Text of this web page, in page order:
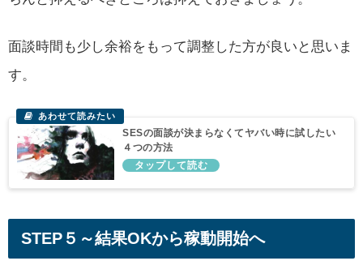
面談時間も少し余裕をもって調整した方が良いと思いま
す。
SESの面談が決まらなくてヤバい時に試したい
４つの方法
STEP５～結果OKから稼動開始へ